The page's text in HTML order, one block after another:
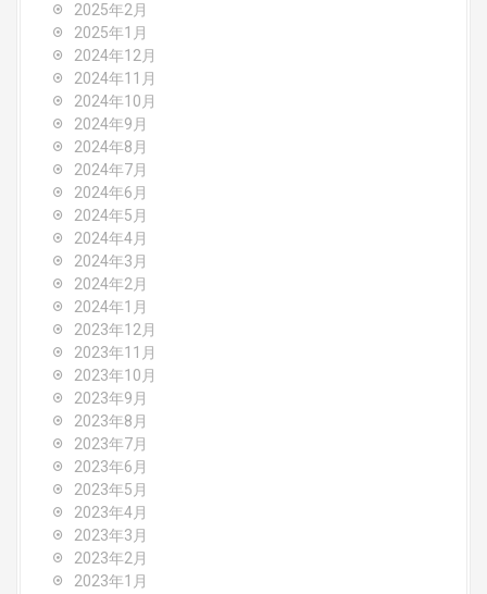
2025年2月
2025年1月
2024年12月
2024年11月
2024年10月
2024年9月
2024年8月
2024年7月
2024年6月
2024年5月
2024年4月
2024年3月
2024年2月
2024年1月
2023年12月
2023年11月
2023年10月
2023年9月
2023年8月
2023年7月
2023年6月
2023年5月
2023年4月
2023年3月
2023年2月
2023年1月